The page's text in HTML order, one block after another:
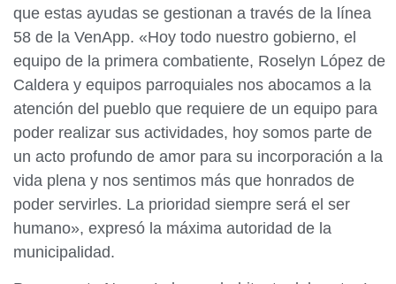
que estas ayudas se gestionan a través de la línea
58 de la VenApp. «Hoy todo nuestro gobierno, el
equipo de la primera combatiente, Roselyn López de
Caldera y equipos parroquiales nos abocamos a la
atención del pueblo que requiere de un equipo para
poder realizar sus actividades, hoy somos parte de
un acto profundo de amor para su incorporación a la
vida plena y nos sentimos más que honrados de
poder servirles. La prioridad siempre será el ser
humano», expresó la máxima autoridad de la
municipalidad.